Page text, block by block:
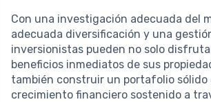
Con una investigación adecuada del
adecuada diversificación y una
inversionistas pueden no solo
beneficios inmediatos de sus
también construir un portafolio sólido
crecimiento financiero sostenido a